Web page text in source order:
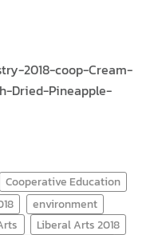
2018-coop-Cream-
Dried-Pineapple-
Cooperative Education
environment
Liberal Arts 2018